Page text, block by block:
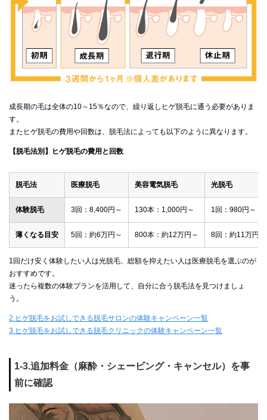
成長期の毛は全体の10～15％なので、繰り返しヒゲ脱毛に通う必要がありま
す。
またヒゲ脱毛の費用や回数は、脱毛法によっても以下のように異なります。
【脱毛法別】ヒゲ脱毛の費用と回数
脱毛法 医療脱毛 美容電気脱毛 光脱毛
体験脱毛 3回：8,400円～ 130本：1,000円～ 1回：980円～
薄くなる目安 5回：約6万円～ 800本：約12万円～ 8回：約11万円～
1回だけ安く体験したい人は光脱毛、総額を抑えたい人は医療脱毛を選ぶのが
おすすめです。
迷ったら複数の体験プランを活用して、自分に合う脱毛法を見つけましょ
う。
2.ヒゲ脱毛をお試しできる脱毛サロンの体験キャンペーン一覧
3.ヒゲ脱毛をお試しできる脱毛クリニックの体験キャンペーン一覧
1-3.追加料金（麻酔・シェービング・キャンセル）を事
前に確認